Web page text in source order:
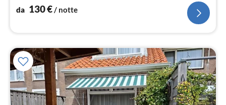
terrazza con altalena Hollywood
da 130€/ notte